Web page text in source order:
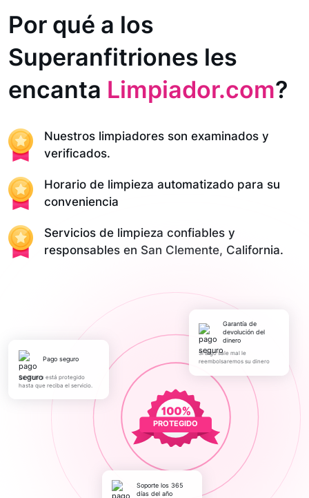
Por qué a los
Superanfitriones les
encanta Limpiador.com?
Nuestros limpiadores son examinados y
verificados.
Horario de limpieza automatizado para su
conveniencia
Servicios de limpieza confiables y
responsables en San Clemente, California.
PROTEGIDO
pago seguro
Su dinero está protegido
hasta que reciba el servicio.
Garantía de
devolución del
dinero
Si algo sale mal le
reembolsaremos su dinero
Soporte los 365
días del año